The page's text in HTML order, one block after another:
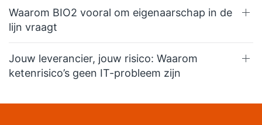
Waarom BIO2 vooral om eigenaarschap in de
lijn vraagt
Jouw leverancier, jouw risico: Waarom
ketenrisico’s geen IT-probleem zijn